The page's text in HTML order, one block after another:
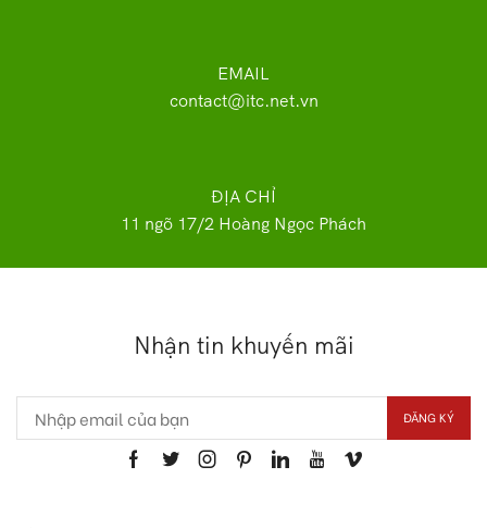
EMAIL
contact@itc.net.vn
ĐỊA CHỈ
11 ngõ 17/2 Hoàng Ngọc Phách
Nhận tin khuyến mãi